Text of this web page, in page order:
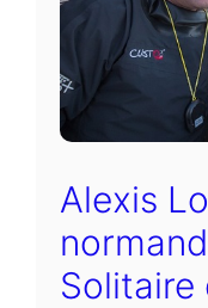
Alexis
Solitaire